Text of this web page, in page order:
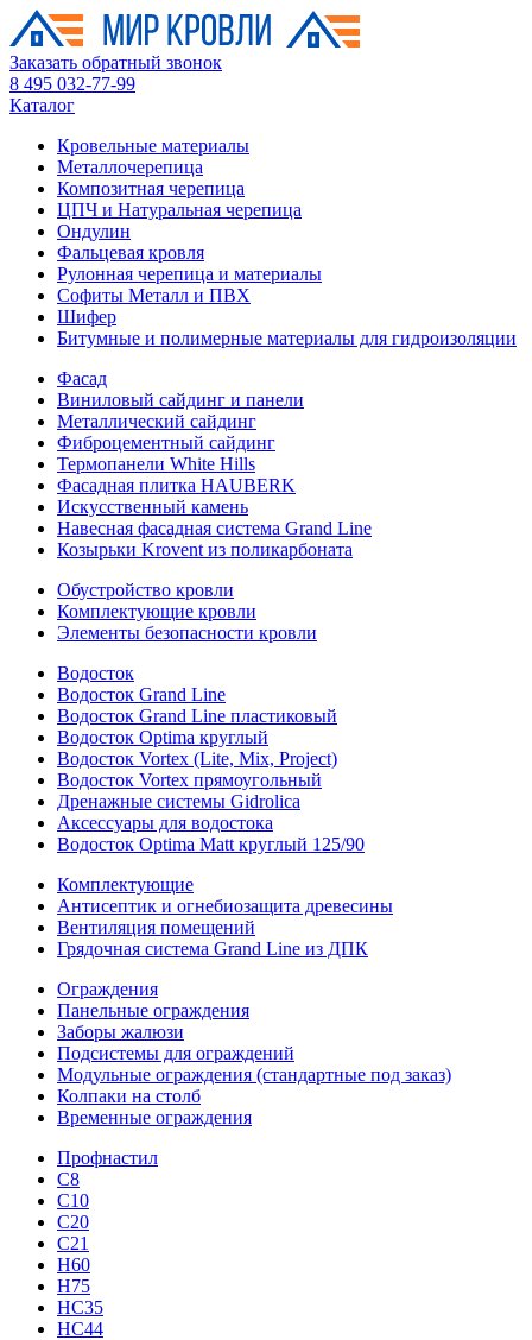
Заказать обратный звонок
8 495 032-77-99
Каталог
Кровельные материалы
Металлочерепица
Композитная черепица
ЦПЧ и Натуральная черепица
Ондулин
Фальцевая кровля
Рулонная черепица и материалы
Софиты Металл и ПВХ
Шифер
Битумные и полимерные материалы для гидроизоляции
Фасад
Виниловый сайдинг и панели
Металлический сайдинг
Фиброцементный сайдинг
Термопанели White Hills
Фасадная плитка HAUBERK
Искусственный камень
Навесная фасадная система Grand Line
Козырьки Krovent из поликарбоната
Обустройство кровли
Комплектующие кровли
Элементы безопасности кровли
Водосток
Водосток Grand Line
Водосток Grand Line пластиковый
Водосток Optima круглый
Водосток Vortex (Lite, Mix, Project)
Водосток Vortex прямоугольный
Дренажные системы Gidrolica
Аксессуары для водостока
Водосток Optima Matt круглый 125/90
Комплектующие
Антисептик и огнебиозащита древесины
Вентиляция помещений
Грядочная система Grand Line из ДПК
Ограждения
Панельные ограждения
Заборы жалюзи
Подсистемы для ограждений
Модульные ограждения (стандартные под заказ)
Колпаки на столб
Временные ограждения
Профнастил
С8
С10
С20
С21
H60
H75
HС35
НС44